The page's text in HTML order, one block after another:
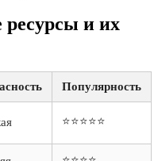
и их
Популярность
⭐⭐⭐⭐⭐